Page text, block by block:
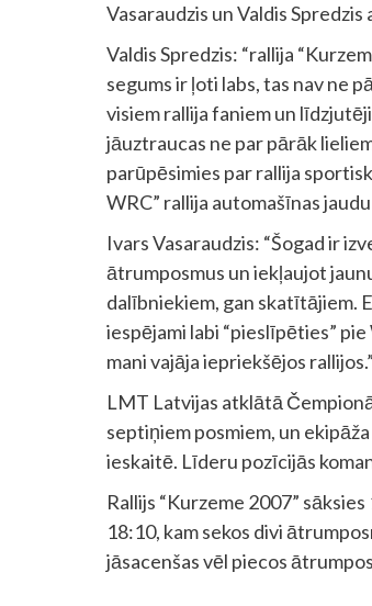
Vasaraudzis un Valdis
Valdis Spredzis: “rallija
segums ir ļoti labs, tas nav ne
visiem rallija faniem un
jāuztraucas ne par pārāk
parūpēsimies par rallija
WRC” rallija automašīnas
Ivars Vasaraudzis: “Šogad ir
ātrumposmus un iekļaujot
dalībniekiem, gan skatītājiem.
iespējami labi “pieslīpēties”
mani vajāja iepriekšējos rallijos.”
LMT Latvijas atklātā
septiņiem posmiem, un
ieskaitē. Līderu pozīcijās
Rallijs “Kurzeme 2007”
18:10, kam sekos divi
jāsacenšas vēl piecos